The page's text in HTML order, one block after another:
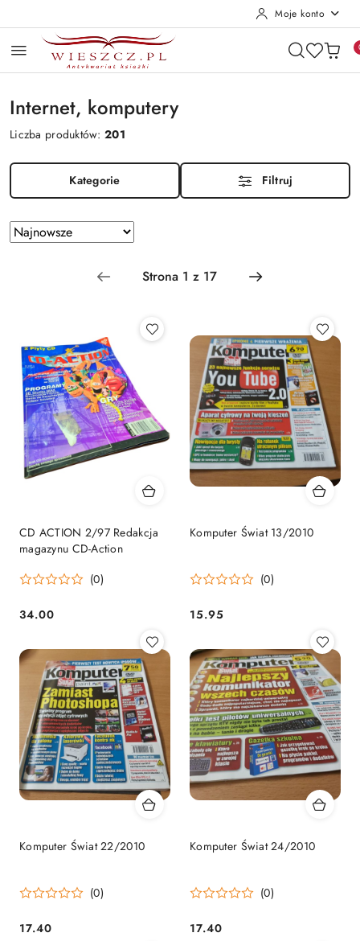
Moje konto
Internet, komputery
Liczba produktów:201
Kategorie Filtruj
Zastosowano
sortowanie:
Sortuj
według
CD ACTION 2/97 Redakcja
magazynu CD-Action
(0)
Cena:
34.00
Komputer Świat 13/2010
(0)
Cena:
15.95
Komputer Świat 22/2010
(0)
Cena:
17.40
Komputer Świat 24/2010
(0)
Cena:
17.40